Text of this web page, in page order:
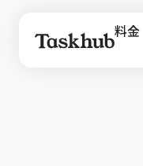
料金